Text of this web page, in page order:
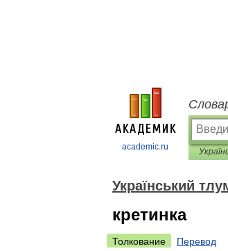
academic.ru
Український
кретинка
Толкование
Перевод